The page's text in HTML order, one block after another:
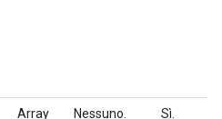
Array Nessuno. Sì.